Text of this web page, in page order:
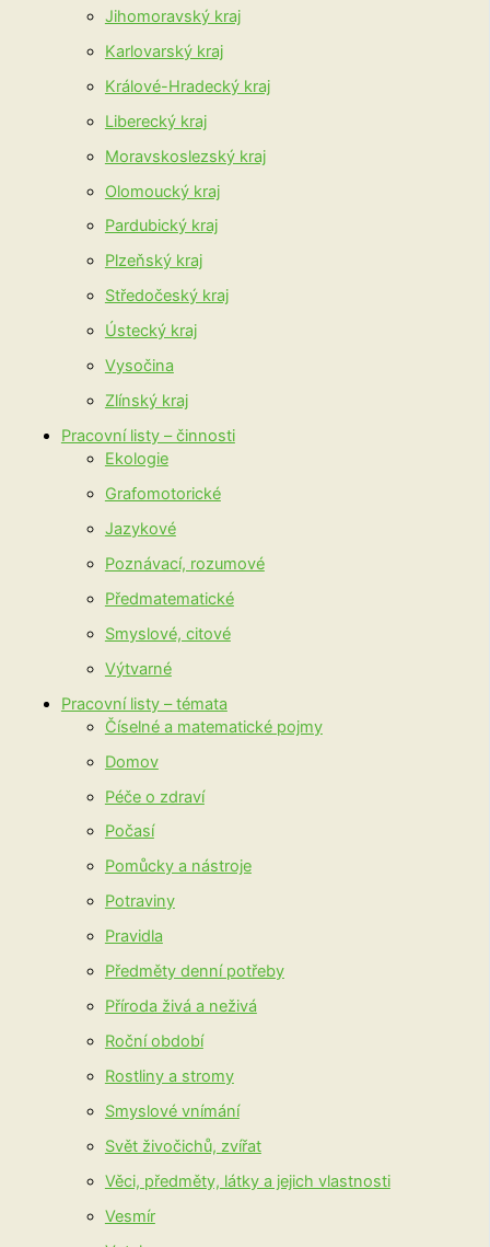
Jihomoravský kraj
Karlovarský kraj
Králové-Hradecký kraj
Liberecký kraj
Moravskoslezský kraj
Olomoucký kraj
Pardubický kraj
Plzeňský kraj
Středočeský kraj
Ústecký kraj
Vysočina
Zlínský kraj
Pracovní listy – činnosti
Ekologie
Grafomotorické
Jazykové
Poznávací, rozumové
Předmatematické
Smyslové, citové
Výtvarné
Pracovní listy – témata
Číselné a matematické pojmy
Domov
Péče o zdraví
Počasí
Pomůcky a nástroje
Potraviny
Pravidla
Předměty denní potřeby
Příroda živá a neživá
Roční období
Rostliny a stromy
Smyslové vnímání
Svět živočichů, zvířat
Věci, předměty, látky a jejich vlastnosti
Vesmír